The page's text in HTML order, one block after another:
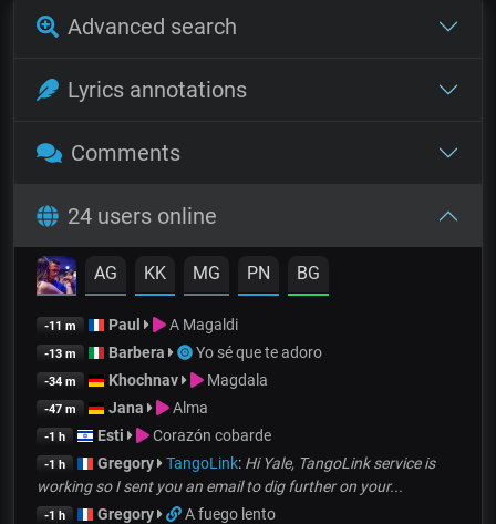
Advanced search
Lyrics annotations
Comments
24 users online
AG KK MG PN BG
-11 m Paul A Magaldi
-13 m Barbera Yo sé que te adoro
-34 m Khochnav Magdala
-47 m Jana Alma
-1 h Esti Corazón cobarde
-1 h Gregory TangoLink: Hi Yale, TangoLink service is
working so I sent you an email to dig further on your...
-1 h Gregory A fuego lento